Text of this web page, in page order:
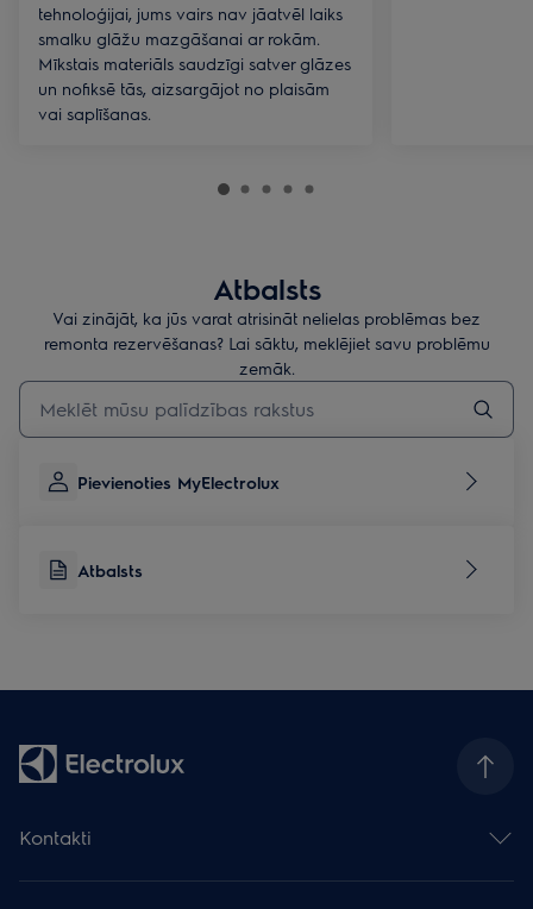
tehnoloģijai, jums vairs nav jāatvēl laiks
smalku glāžu mazgāšanai ar rokām.
Mīkstais materiāls saudzīgi satver glāzes
un nofiksē tās, aizsargājot no plaisām
vai saplīšanas.
Atbalsts
Vai zinājāt, ka jūs varat atrisināt nelielas problēmas bez
remonta rezervēšanas? Lai sāktu, meklējiet savu problēmu
zemāk.
Rakstiet, lai meklētu rakstus par atbalstu
Pievienoties MyElectrolux
Atbalsts
Kontakti